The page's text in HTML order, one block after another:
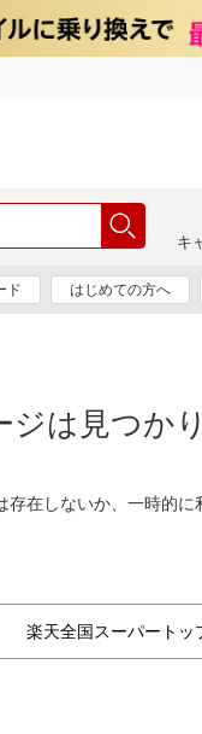
キ
ド はじめての方へ
ジは見つか
在しないか、一時的に
楽天全国スーパートッ